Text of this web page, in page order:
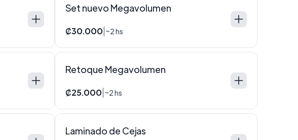
Set nuevo Megavolumen
₡30.000 ~2 hs
Retoque Megavolumen
₡25.000 ~2 hs
Laminado de Cejas